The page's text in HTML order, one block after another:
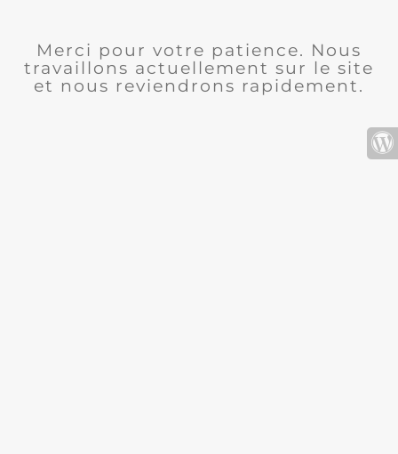
Merci pour votre patience. Nous
travaillons actuellement sur le site
et nous reviendrons rapidement.